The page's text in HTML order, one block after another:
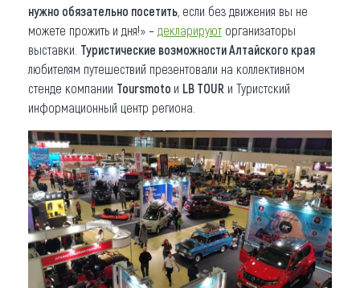
нужно обязательно посетить , если без движения вы не
можете прожить и дня!» – декларируют организаторы
выставки. Туристические возможности Алтайского края
любителям путешествий презентовали на коллективном
стенде компании Toursmoto и LB TOUR и Туристский
информационный центр региона.